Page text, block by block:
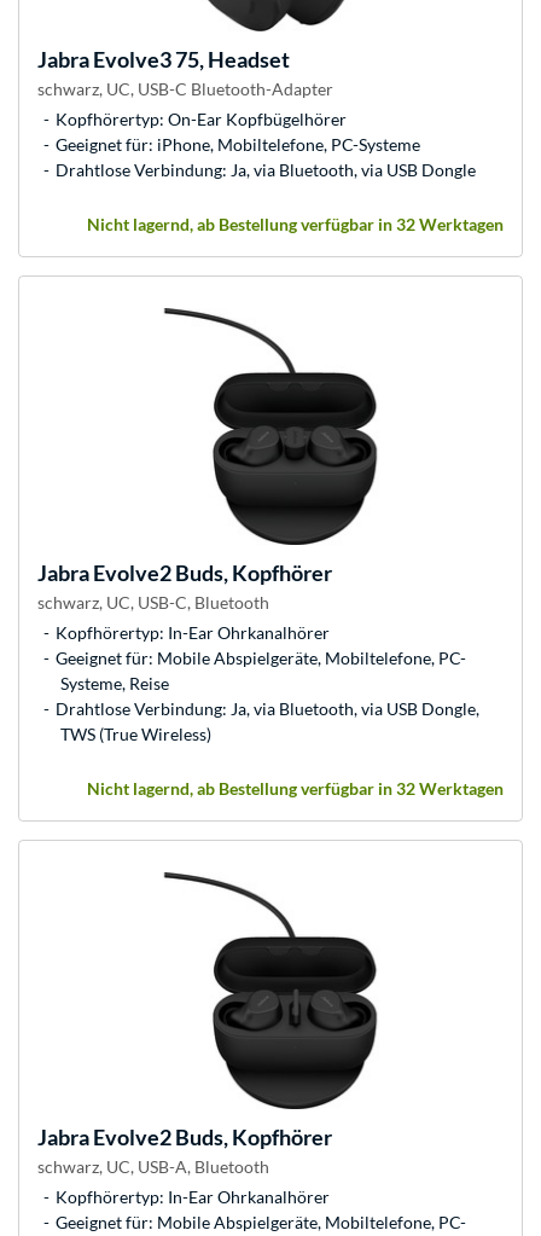
JabraEvolve3 75, Headset
schwarz, UC, USB-C Bluetooth-Adapter
Kopfhörertyp: On-Ear Kopfbügelhörer
Geeignet für: iPhone, Mobiltelefone, PC-Systeme
Drahtlose Verbindung: Ja, via Bluetooth, via USB Dongle
Nicht lagernd, ab Bestellung verfügbar in 32 Werktagen
JabraEvolve2 Buds, Kopfhörer
schwarz, UC, USB-C, Bluetooth
Kopfhörertyp: In-Ear Ohrkanalhörer
Geeignet für: Mobile Abspielgeräte, Mobiltelefone, PC-
Systeme, Reise
Drahtlose Verbindung: Ja, via Bluetooth, via USB Dongle,
TWS (True Wireless)
Nicht lagernd, ab Bestellung verfügbar in 32 Werktagen
JabraEvolve2 Buds, Kopfhörer
schwarz, UC, USB-A, Bluetooth
Kopfhörertyp: In-Ear Ohrkanalhörer
Geeignet für: Mobile Abspielgeräte, Mobiltelefone, PC-